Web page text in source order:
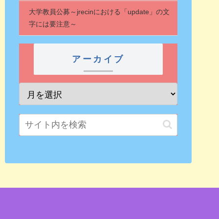
大学教員公募～jrecinにおける「update」の文
字には要注意～
アーカイブ